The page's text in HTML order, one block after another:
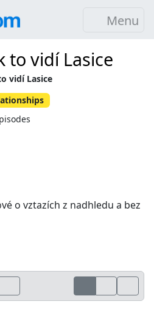
Menu
o vztazích z nadhledu a bez
to vidí Lasice
vidí Lasice